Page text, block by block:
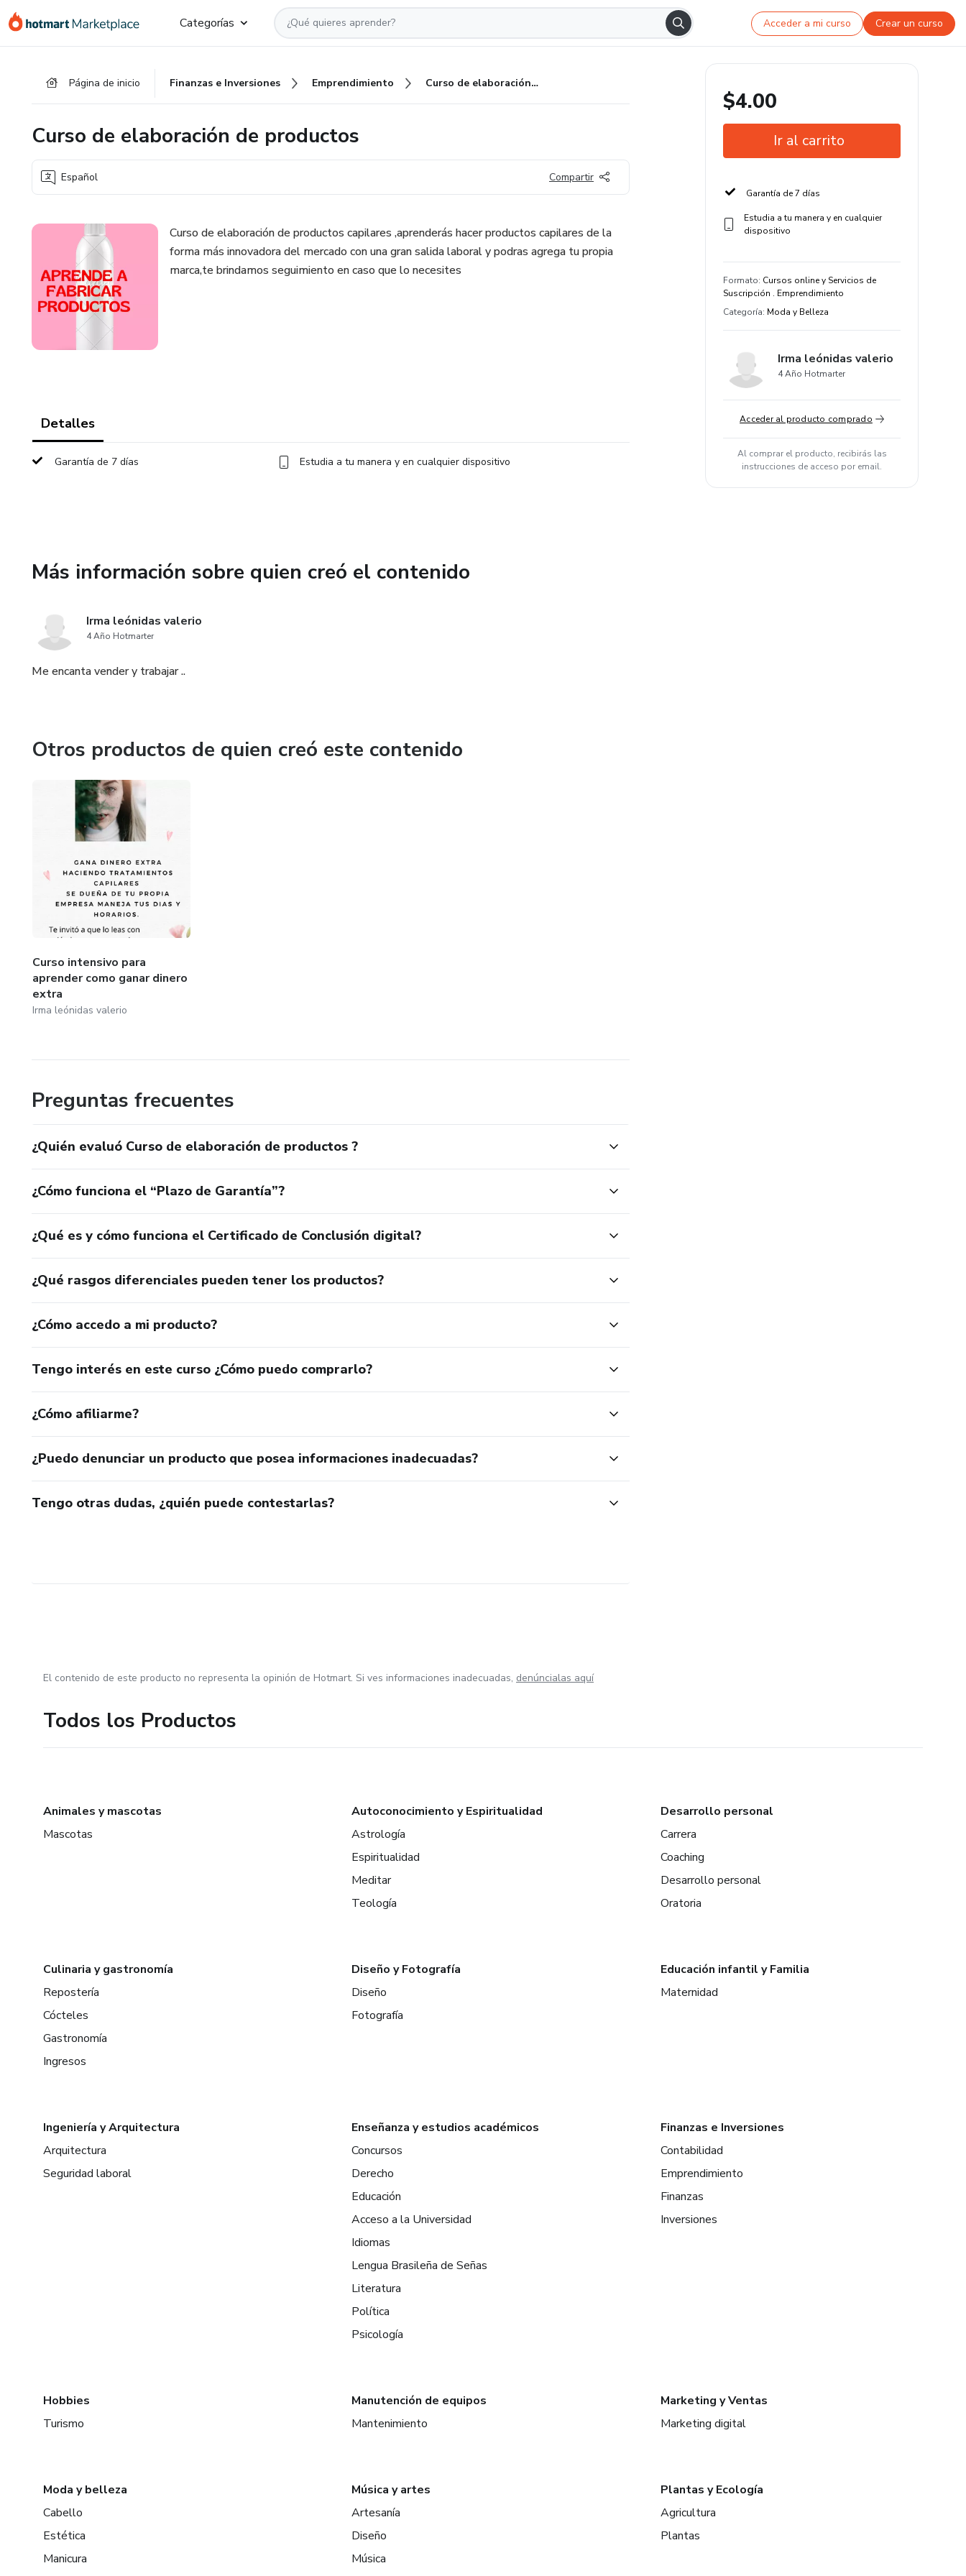
Categorías Acceder a mi curso Crear un curso
Página de inicio Finanzas e Inversiones Emprendimiento Curso de elaboración de productos
Curso de elaboración de productos
Español Compartir
Curso de elaboración de productos capilares ,aprenderás hacer productos capilares de la
forma más innovadora del mercado con una gran salida laboral y podras agrega tu propia
marca,te brindamos seguimiento en caso que lo necesites
Detalles
Garantía de 7 días Estudia a tu manera y en cualquier dispositivo
Más información sobre quien creó el contenido
Irma leónidas valerio
4 Año Hotmarter
Me encanta vender y trabajar ..
Otros productos de quien creó este contenido
Curso intensivo para
aprender como ganar dinero
extra
Irma leónidas valerio
Preguntas frecuentes
¿Quién evaluó Curso de elaboración de productos ?
¿Cómo funciona el “Plazo de Garantía”?
¿Qué es y cómo funciona el Certificado de Conclusión digital?
¿Qué rasgos diferenciales pueden tener los productos?
¿Cómo accedo a mi producto?
Tengo interés en este curso ¿Cómo puedo comprarlo?
¿Cómo afiliarme?
¿Puedo denunciar un producto que posea informaciones inadecuadas?
Tengo otras dudas, ¿quién puede contestarlas?
$4.00
Ir al carrito
Garantía de 7 días
Estudia a tu manera y en cualquier
dispositivo
Formato: Cursos online y Servicios de
Suscripción . Emprendimiento
Categoría: Moda y Belleza
Irma leónidas valerio
4 Año Hotmarter
Acceder al producto comprado
Al comprar el producto, recibirás las
instrucciones de acceso por email.
El contenido de este producto no representa la opinión de Hotmart. Si ves informaciones inadecuadas, denúncialas aquí
Todos los Productos
Animales y mascotas
Mascotas
Autoconocimiento y Espiritualidad
Astrología
Espiritualidad
Meditar
Teología
Desarrollo personal
Carrera
Coaching
Desarrollo personal
Oratoria
Culinaria y gastronomía
Repostería
Cócteles
Gastronomía
Ingresos
Diseño y Fotografía
Diseño
Fotografía
Educación infantil y Familia
Maternidad
Ingeniería y Arquitectura
Arquitectura
Seguridad laboral
Enseñanza y estudios académicos
Concursos
Derecho
Educación
Acceso a la Universidad
Idiomas
Lengua Brasileña de Señas
Literatura
Política
Psicología
Finanzas e Inversiones
Contabilidad
Emprendimiento
Finanzas
Inversiones
Hobbies
Turismo
Manutención de equipos
Mantenimiento
Marketing y Ventas
Marketing digital
Moda y belleza
Cabello
Estética
Manicura
Música y artes
Artesanía
Diseño
Música
Plantas y Ecología
Agricultura
Plantas